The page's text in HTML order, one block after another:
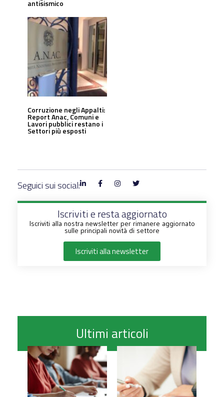
antisismico
Corruzione negli Appalti:
Report Anac, Comuni e
Lavori pubblici restano i
Settori più esposti
Seguici sui social:
Iscriviti e resta aggiornato
Iscriviti alla nostra newsletter per rimanere aggiornato
sulle principali novità di settore
Iscriviti alla newsletter
Ultimi articoli